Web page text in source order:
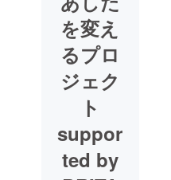
を変え
るプロ
ジェク
ト
suppor
ted by